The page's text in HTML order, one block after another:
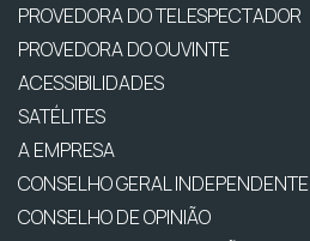
PROVEDORA DO TELESPECTADOR
PROVEDORA DO OUVINTE
ACESSIBILIDADES
SATÉLITES
A EMPRESA
CONSELHO GERAL INDEPENDENTE
CONSELHO DE OPINIÃO